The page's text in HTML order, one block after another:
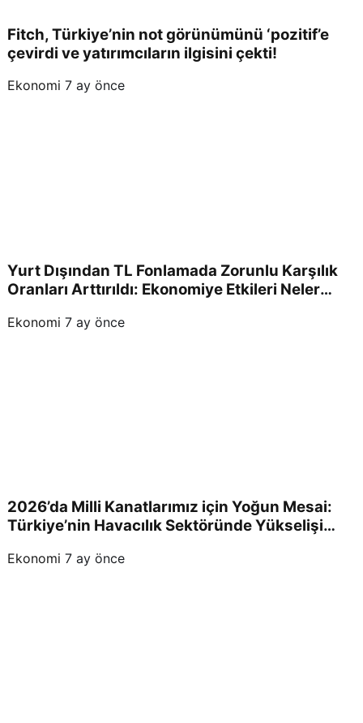
Fitch, Türkiye’nin not görünümünü ‘pozitif’e
çevirdi ve yatırımcıların ilgisini çekti!
Ekonomi 7 ay önce
Yurt Dışından TL Fonlamada Zorunlu Karşılık
Oranları Arttırıldı: Ekonomiye Etkileri Neler
Ekonomi 7 ay önce
2026’da Milli Kanatlarımız için Yoğun Mesai:
Türkiye’nin Havacılık Sektöründe Yükselişi
Ekonomi 7 ay önce